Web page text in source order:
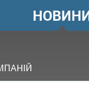
ГОЛОВНЕ
МЕНЮ